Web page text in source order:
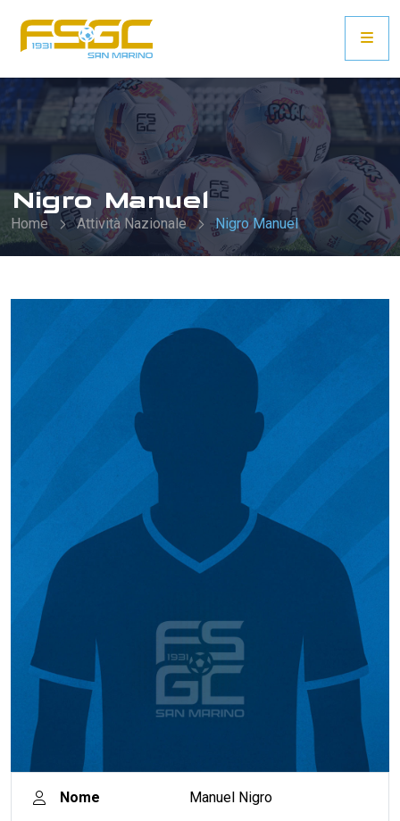
Nigro Manuel
Home Attività Nazionale Nigro Manuel
Nome Manuel Nigro